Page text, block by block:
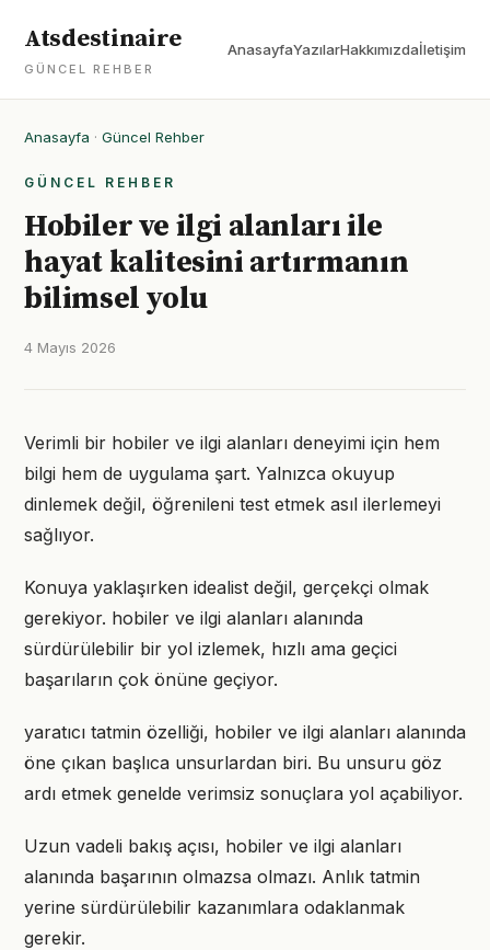
Atsdestinaire
GÜNCEL REHBER
AnasayfaYazılarHakkımızdaİletişim
Anasayfa · Güncel Rehber
GÜNCEL REHBER
Hobiler ve ilgi alanları ile
hayat kalitesini artırmanın
bilimsel yolu
4 Mayıs 2026
Verimli bir hobiler ve ilgi alanları deneyimi için hem
bilgi hem de uygulama şart. Yalnızca okuyup
dinlemek değil, öğrenileni test etmek asıl ilerlemeyi
sağlıyor.
Konuya yaklaşırken idealist değil, gerçekçi olmak
gerekiyor. hobiler ve ilgi alanları alanında
sürdürülebilir bir yol izlemek, hızlı ama geçici
başarıların çok önüne geçiyor.
yaratıcı tatmin özelliği, hobiler ve ilgi alanları alanında
öne çıkan başlıca unsurlardan biri. Bu unsuru göz
ardı etmek genelde verimsiz sonuçlara yol açabiliyor.
Uzun vadeli bakış açısı, hobiler ve ilgi alanları
alanında başarının olmazsa olmazı. Anlık tatmin
yerine sürdürülebilir kazanımlara odaklanmak
gerekir.